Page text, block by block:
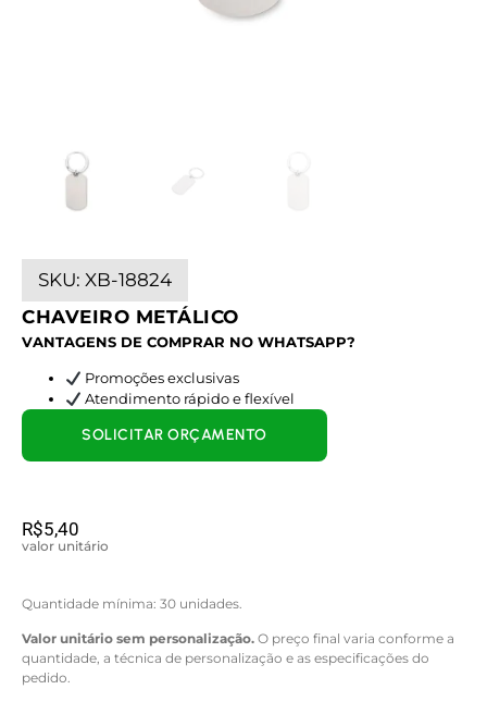
SKU: XB-18824
CHAVEIRO METÁLICO
VANTAGENS DE COMPRAR NO WHATSAPP?
Promoções exclusivas
Atendimento rápido e flexível
R$5,40
valor unitário
Quantidade mínima: 30 unidades.
Valor unitário sem personalização. O preço final varia conforme a
quantidade, a técnica de personalização e as especificações do
pedido.
SOLICITAR ORÇAMENTO